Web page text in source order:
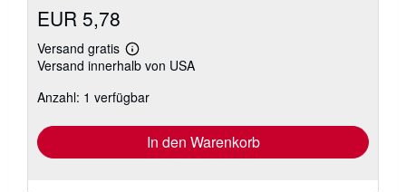
EUR 5,78
Versand gratis
Weitere
Informationen
Versandkosten
Versand innerhalb von USA
Anzahl: 1 verfügbar
In den Warenkorb